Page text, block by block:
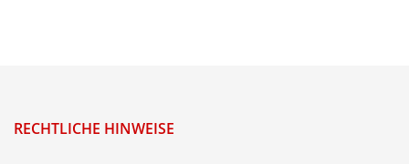
RECHTLICHE HINWEISE